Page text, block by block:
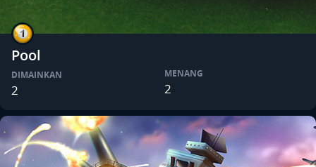
Pool
DIMAINKAN
2
MENANG
2